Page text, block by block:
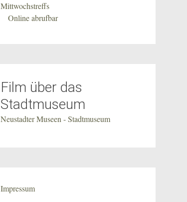
Mittwochstreffs
Online abrufbar
Film über das
Stadtmuseum
Neustadter Museen - Stadtmuseum
Impressum